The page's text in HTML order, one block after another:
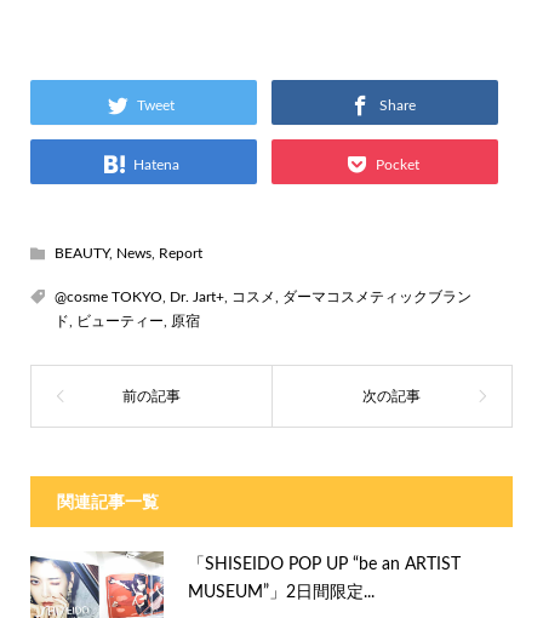
Tweet Share
Hatena Pocket
BEAUTY, News, Report
@cosme TOKYO Dr. Jart+, コスメ
ダーマコスメティックブラン
ド
ビューティー 原宿
関連記事一覧
「SHISEIDO POP UP “be an ARTIST
MUSEUM”」2⽇間限定...